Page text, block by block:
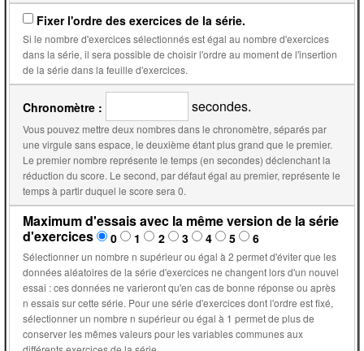
Fixer l'ordre des exercices de la série.
Si le nombre d'exercices sélectionnés est égal au nombre d'exercices
dans la série, il sera possible de choisir l'ordre au moment de l'insertion
de la série dans la feuille d'exercices.
Chronomètre : secondes.
Vous pouvez mettre deux nombres dans le chronomètre, séparés par
une virgule sans espace, le deuxième étant plus grand que le premier.
Le premier nombre représente le temps (en secondes) déclenchant la
réduction du score. Le second, par défaut égal au premier, représente le
temps à partir duquel le score sera 0.
Maximum d'essais avec la même version de la série
d'exercices
0 1 2 3 4 5 6
Sélectionner un nombre n supérieur ou égal à 2 permet d'éviter que les
données aléatoires de la série d'exercices ne changent lors d'un nouvel
essai : ces données ne varieront qu'en cas de bonne réponse ou après
n essais sur cette série. Pour une série d'exercices dont l'ordre est fixé,
sélectionner un nombre n supérieur ou égal à 1 permet de plus de
conserver les mêmes valeurs pour les variables communes aux